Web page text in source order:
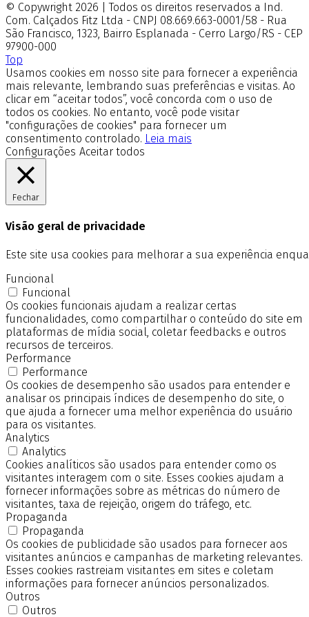
© Copywright 2026 | Todos os direitos reservados a Ind.
Com. Calçados Fitz Ltda - CNPJ 08.669.663-0001/58 - Rua
São Francisco, 1323, Bairro Esplanada - Cerro Largo/RS - CEP
97900-000
Top
Usamos cookies em nosso site para fornecer a experiência
mais relevante, lembrando suas preferências e visitas. Ao
clicar em “aceitar todos”, você concorda com o uso de
todos os cookies. No entanto, você pode visitar
"configurações de cookies" para fornecer um
consentimento controlado. Leia mais
Configurações Aceitar todos
Fechar
Visão geral de privacidade
Este site usa cookies para melhorar a sua experiência
Funcional
Funcional
Os cookies funcionais ajudam a realizar certas
funcionalidades, como compartilhar o conteúdo do site em
plataformas de mídia social, coletar feedbacks e outros
recursos de terceiros.
Performance
Performance
Os cookies de desempenho são usados para entender e
analisar os principais índices de desempenho do site, o
que ajuda a fornecer uma melhor experiência do usuário
para os visitantes.
Analytics
Analytics
Cookies analíticos são usados para entender como os
visitantes interagem com o site. Esses cookies ajudam a
fornecer informações sobre as métricas do número de
visitantes, taxa de rejeição, origem do tráfego, etc.
Propaganda
Propaganda
Os cookies de publicidade são usados para fornecer aos
visitantes anúncios e campanhas de marketing relevantes.
Esses cookies rastreiam visitantes em sites e coletam
informações para fornecer anúncios personalizados.
Outros
Outros